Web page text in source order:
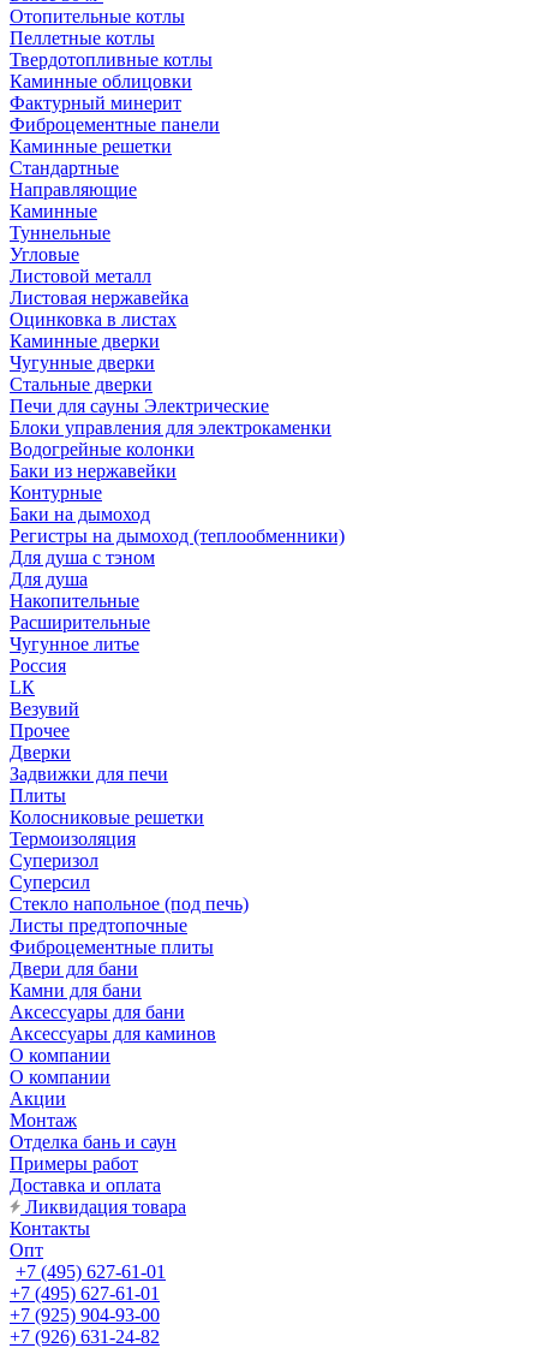
Отопительные котлы
Пеллетные котлы
Твердотопливные котлы
Каминные облицовки
Фактурный минерит
Фиброцементные панели
Каминные решетки
Стандартные
Направляющие
Каминные
Туннельные
Угловые
Листовой металл
Листовая нержавейка
Оцинковка в листах
Каминные дверки
Чугунные дверки
Стальные дверки
Печи для сауны Электрические
Блоки управления для электрокаменки
Водогрейные колонки
Баки из нержавейки
Контурные
Баки на дымоход
Регистры на дымоход (теплообменники)
Для душа с тэном
Для душа
Накопительные
Расширительные
Чугунное литье
Россия
LК
Везувий
Прочее
Дверки
Задвижки для печи
Плиты
Колосниковые решетки
Термоизоляция
Суперизол
Суперсил
Стекло напольное (под печь)
Листы предтопочные
Фиброцементные плиты
Двери для бани
Камни для бани
Аксессуары для бани
Аксессуары для каминов
О компании
О компании
Акции
Монтаж
Отделка бань и саун
Примеры работ
Доставка и оплата
Ликвидация товара
Контакты
Опт
+7 (495) 627-61-01
+7 (495) 627-61-01
+7 (925) 904-93-00
+7 (926) 631-24-82